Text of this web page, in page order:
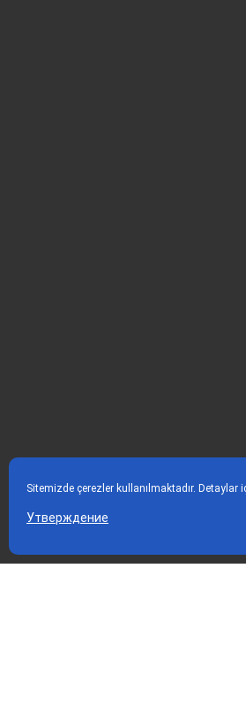
Sitemizde çerezler kullanılmaktadır. Detaylar
Утверждение